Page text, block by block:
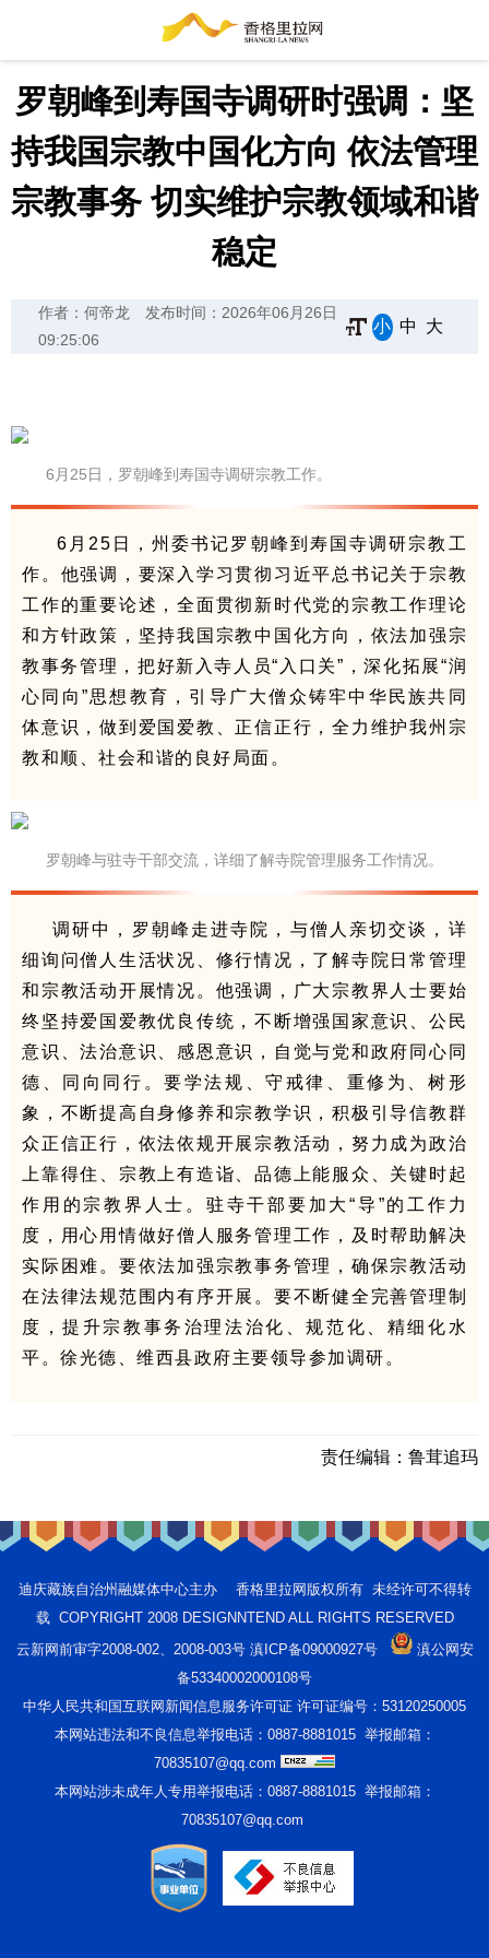
罗朝峰到寿国寺调研时强调：坚
持我国宗教中国化方向 依法管理
宗教事务 切实维护宗教领域和谐
稳定
作者：何帝龙
发布时间：2026年06月26日
09:25:06
小 中 大
6月25日，罗朝峰到寿国寺调研宗教工作。
6月25日，州委书记罗朝峰到寿国寺调研宗教工
作。他强调，要深入学习贯彻习近平总书记关于宗教
工作的重要论述，全面贯彻新时代党的宗教工作理论
和方针政策，坚持我国宗教中国化方向，依法加强宗
教事务管理， 把好新入寺人员“入口关”，深化拓展“润
心同向”思想教育，引导广大僧众铸牢中华民族共同
体意识，做到爱国爱教、正信正行，全力维护我州宗
教和顺、社会和谐的良好局面。
罗朝峰与驻寺干部交流，详细了解寺院管理服务工作情况。
调研中，罗朝峰走进寺院，与僧人亲切交谈，详
细询问僧人生活状况、修行情况，了解寺院日常管理
和宗教活动开展情况。他强调，广大宗教界人士要始
终坚持爱国爱教优良传统，不断增强国家意识、公民
意识、法治意识、感恩意识，自觉与党和政府同心同
德、同向同行。要学法规、守戒律、重修为、树形
象，不断提高自身修养和宗教学识，积极引导信教群
众正信正行，依法依规开展宗教活动，努力成为政治
上靠得住、宗教上有造诣、品德上能服众、关键时起
作用的宗教界人士。驻寺干部要加大“导”的工作力
度，用心用情做好僧人服务管理工作，及时帮助解决
实际困难。要依法加强宗教事务管理，确保宗教活动
在法律法规范围内有序开展。要不断健全完善管理制
度，提升宗教事务治理法治化、规范化、精细化水
平。 徐光德、维西县政府主要领导参加调研。
责任编辑： 鲁茸追玛
迪庆藏族自治州融媒体中心主办 香格里拉网版权所有 未经许可不得转
载 COPYRIGHT 2008 DESIGNNTEND ALL RIGHTS RESERVED
云新网前审字2008-002、2008-003号 滇ICP备09000927号
滇公网安
备53340002000108号
中华人民共和国互联网新闻信息服务许可证 许可证编号：53120250005
本网站违法和不良信息举报电话：0887-8881015 举报邮箱：
70835107@qq.com
本网站涉未成年人专用举报电话：0887-8881015 举报邮箱：
70835107@qq.com